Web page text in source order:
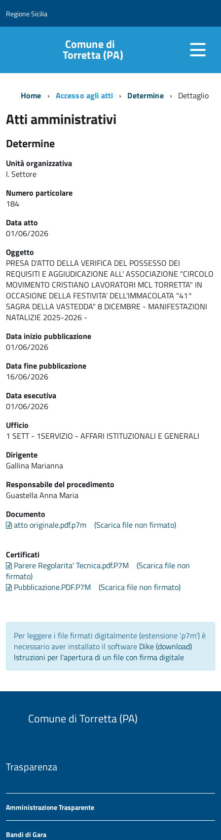
Regione Sicilia
Comune di
Torretta (PA)
Home Accesso agli atti Determine Dettaglio
Atti amministrativi
Determine
Unità organizzativa
I. Settore
Numero particolare
184
Data atto
01/06/2026
Oggetto
PRESA D'ATTO DELLA VERIFICA DEL POSSESSO DEI
REQUISITI E AGGIUDICAZIONE ALL' ASSOCIAZIONE "CIRCOLO
MOVIMENTO CRISTIANO LAVORATORI MCL TORRETTA" IN
OCCASIONE DELLA FESTIVITA' DELL'IMMACOLATA "41°
SAGRA DELLA VASTEDDA" 8 DICEMBRE - MANIFESTAZIONI
NATALIZIE 2025-2026 -
Data inizio pubblicazione
01/06/2026
Data fine pubblicazione
16/06/2026
Data esecutiva
01/06/2026
Ufficio
1 SETT - 1SERVIZIO - AFFARI ISTITUZIONALI E GENERALI
Dirigente
Gallina Marianna
Responsabile del procedimento
Guastella Anna Maria
Documento
atto originale.pdf.p7m
(Scarica file non firmato)
Certificati
Parere Regolarita' Tecnica.pdf.P7M
(Scarica file non
firmato)
Pubblicazione.PDF.P7M
(Scarica file non firmato)
Per leggere i file firmati digitalmente (estensione '.p7m') è
necessario aver installato il software Dike (download)
Istruzioni per l'apertura di un file con firma digitale
Comune di Torretta (PA)
Trasparenza
Amministrazione Trasparente
Bandi di Gara